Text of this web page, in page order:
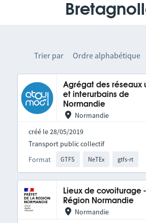
Trier par Ordre alphabétique
Agrégat des réseaux
et interurbains de
Normandie
Normandie
créé le 28/05/2019
Format GTFS NeTEx gtfs-rt
Transport public collectif
Lieux de covoiturage -
Région Normandie
Normandie